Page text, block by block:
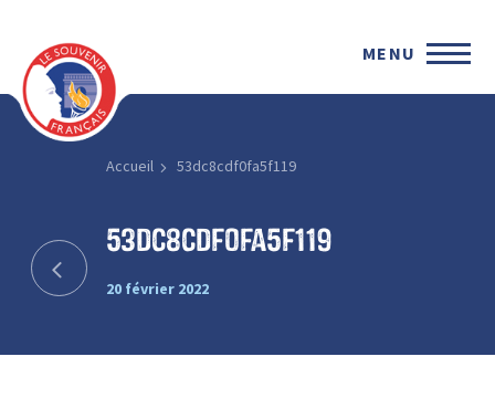
MENU
Accueil 53dc8cdf0fa5f119
53dc8cdf0fa5f119
20 février 2022